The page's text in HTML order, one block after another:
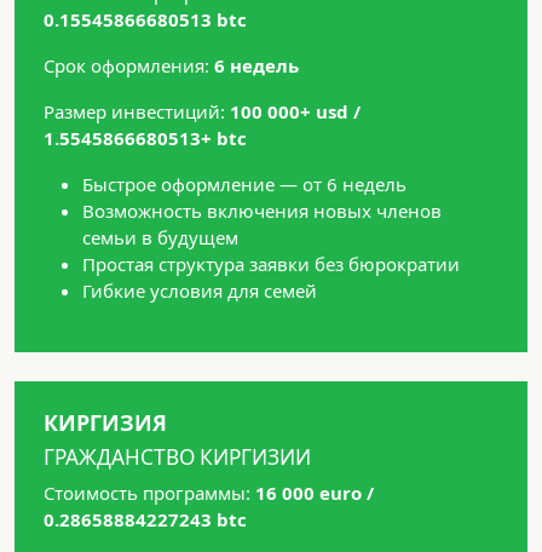
0.15545866680513 btc
Срок оформления: 6 недель
Размер инвестиций: 100 000+ usd /
1.5545866680513+ btc
Быстрое оформление — от 6 недель
Возможность включения новых членов
семьи в будущем
Простая структура заявки без бюрократии
Гибкие условия для семей
КИРГИЗИЯ
ГРАЖДАНСТВО КИРГИЗИИ
Стоимость программы: 16 000 euro /
0.28658884227243 btc